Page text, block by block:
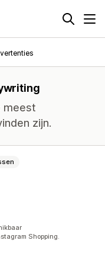
meest
zijn.
Shopping.